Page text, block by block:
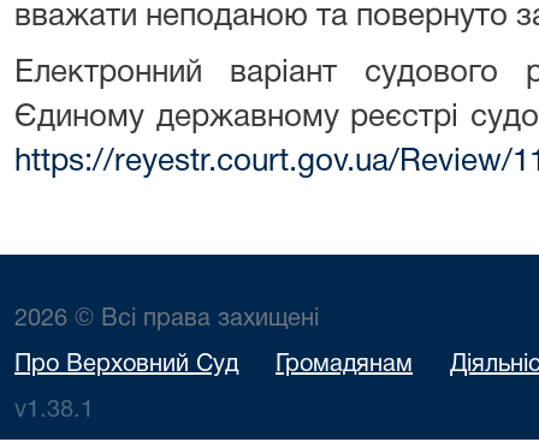
вважати неподаною та повернуто
Електронний варіант
Єдиному державному реєстрі
https://reyestr.court.gov.ua/Review/
2026 © Всі права захищені
Про Верховний Суд Громадянам
v1.38.1